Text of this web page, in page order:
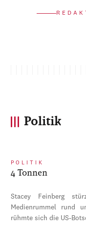
Politik
POLITIK
4 Tonnen
Stacey Feinberg
Medienrummel rund
rühmte sich die US-